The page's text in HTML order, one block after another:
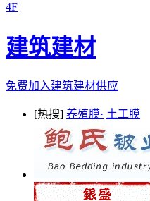
4F
建筑建材
免费加入建筑建材供应
[热搜] 养殖膜· 土工膜